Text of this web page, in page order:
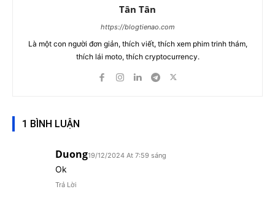
Tân Tân
https://blogtienao.com
Là một con người đơn giản, thích viết, thích xem phim trinh thám,
thích lái moto, thích cryptocurrency.
1 BÌNH LUẬN
Duong19/12/2024 At 7:59 sáng
Ok
Trả Lời